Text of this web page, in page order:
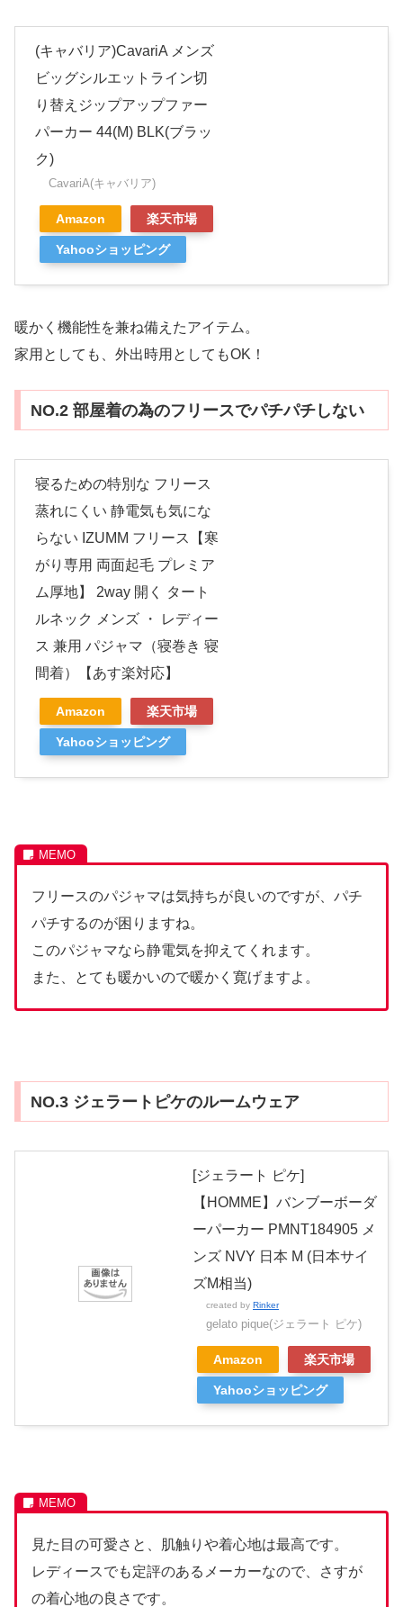
(キャバリア)CavariA メンズ
ビッグシルエットライン切
り替えジップアップファー
パーカー 44(M) BLK(ブラッ
ク)
CavariA(キャバリア)
Amazon 楽天市場
Yahooショッピング
暖かく機能性を兼ね備えたアイテム。
家用としても、外出時用としてもOK！
NO.2 部屋着の為のフリースでパチパチしない
寝るための特別な フリース
蒸れにくい 静電気も気にな
らない IZUMM フリース【寒
がり専用 両面起毛 プレミア
ム厚地】 2way 開く タート
ルネック メンズ ・ レディー
ス 兼用 パジャマ（寝巻き 寝
間着）【あす楽対応】
Amazon 楽天市場
Yahooショッピング
フリースのパジャマは気持ちが良いのですが、パチ
パチするのが困りますね。
このパジャマなら静電気を抑えてくれます。
また、とても暖かいので暖かく寛げますよ。
NO.3 ジェラートピケのルームウェア
[ジェラート ピケ]
【HOMME】バンブーボーダ
ーパーカー PMNT184905 メ
ンズ NVY 日本 M (日本サイ
ズM相当)
created by Rinker
gelato pique(ジェラート ピケ)
Amazon 楽天市場
Yahooショッピング
見た目の可愛さと、肌触りや着心地は最高です。
レディースでも定評のあるメーカーなので、さすが
の着心地の良さです。